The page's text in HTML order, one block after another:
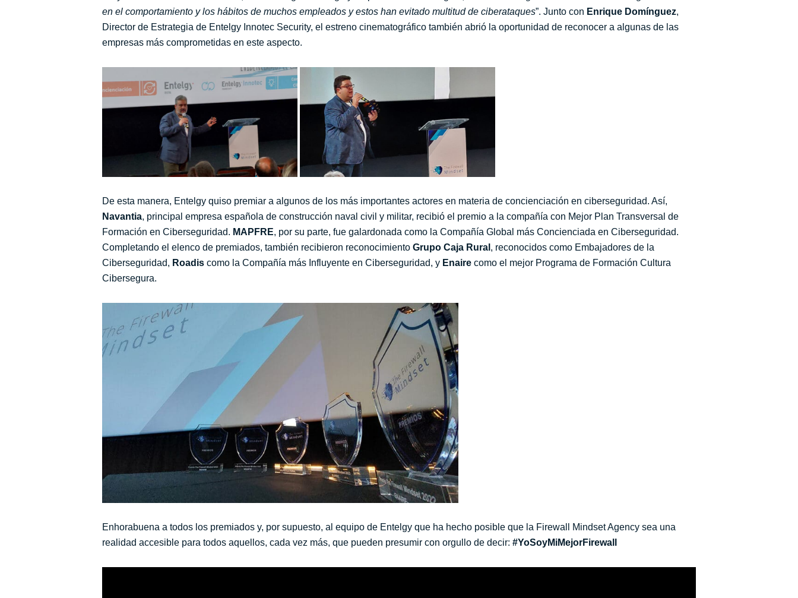
en el comportamiento y los hábitos de muchos empleados y estos han evitado multitud de ciberataques”. Junto con Enrique Domínguez,
Director de Estrategia de Entelgy Innotec Security, el estreno cinematográfico también abrió la oportunidad de reconocer a algunas de las
empresas más comprometidas en este aspecto.
De esta manera, Entelgy quiso premiar a algunos de los más importantes actores en materia de concienciación en ciberseguridad. Así,
Navantia, principal empresa española de construcción naval civil y militar, recibió el premio a la compañía con Mejor Plan Transversal de
Formación en Ciberseguridad. MAPFRE, por su parte, fue galardonada como la Compañía Global más Concienciada en Ciberseguridad.
Completando el elenco de premiados, también recibieron reconocimiento Grupo Caja Rural , reconocidos como Embajadores de la
Ciberseguridad, Roadis como la Compañía más Influyente en Ciberseguridad, y Enaire como el mejor Programa de Formación Cultura
Cibersegura.
Enhorabuena a todos los premiados y, por supuesto, al equipo de Entelgy que ha hecho posible que la Firewall Mindset Agency sea una
realidad accesible para todos aquellos, cada vez más, que pueden presumir con orgullo de decir: #YoSoyMiMejorFirewall